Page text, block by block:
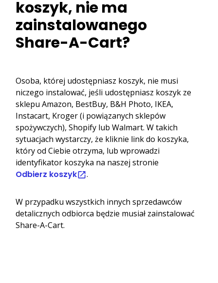
koszyk, nie ma
zainstalowanego
Share-A-Cart?
Osoba, której udostępniasz koszyk, nie musi
niczego instalować, jeśli udostępniasz koszyk ze
sklepu Amazon, BestBuy, B&H Photo, IKEA,
Instacart, Kroger (i powiązanych sklepów
spożywczych), Shopify lub Walmart. W takich
sytuacjach wystarczy, że kliknie link do koszyka,
który od Ciebie otrzyma, lub wprowadzi
identyfikator koszyka na naszej stronie
Odbierz koszyk .
W przypadku wszystkich innych sprzedawców
detalicznych odbiorca będzie musiał zainstalować
Share-A-Cart.